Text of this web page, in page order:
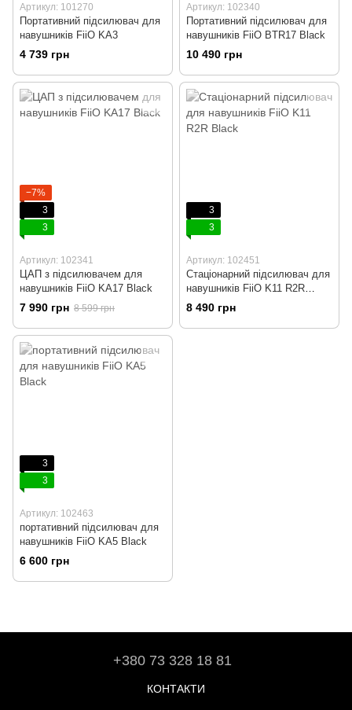
Артикул: 101270
Портативний підсилювач для
навушників FiiO KA3
4 739 грн
Артикул: 102340
Портативний підсилювач для
навушників FiiO BTR17 Black
10 490 грн
−7%
3
3
Артикул: 102341
ЦАП з підсилювачем для
навушників FiiO KA17 Black
7 990 грн 8 599 грн
3
3
Артикул: 102451
Стаціонарний підсилювач для
навушників FiiO K11 R2R
Black
8 490 грн
3
3
Артикул: 102463
портативний підсилювач для
навушників FiiO KA5 Black
6 600 грн
+380 73 328 18 81
КОНТАКТИ